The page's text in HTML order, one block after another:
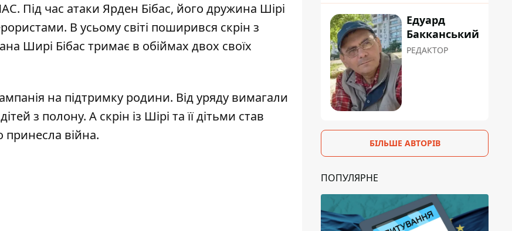
Під час атаки Ярден Бібас, його дружина Шірі
В усьому світі поширився скрін з
Ширі Бібас тримає в обіймах двох своїх
на підтримку родини. Від уряду вимагали
з полону. А скрін із Шірі та її дітьми став
війна.
Едуард
Бакканський
РЕДАКТОР
БІЛЬШЕ АВТОРІВ
ПОПУЛЯРНЕ